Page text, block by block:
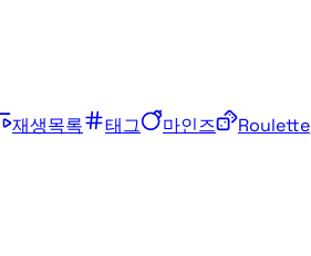
재생목록 태그 마인즈 Roulette